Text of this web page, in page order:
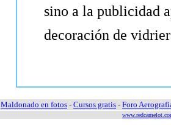
sino a la publicidad
decoración de
Maldonado en fotos - Cursos gratis - Foro